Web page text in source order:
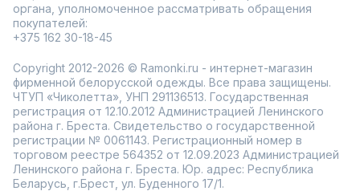
органа, уполномоченное рассматривать обращения
покупателей:
+375 162 30-18-45
Copyright 2012-2026 © Ramonki.ru - интернет-магазин
фирменной белорусской одежды. Все права защищены.
ЧТУП «Чиколетта», УНП 291136513. Государственная
регистрация от 12.10.2012 Администрацией Ленинского
района г. Бреста. Свидетельство о государственной
регистрации № 0061143. Регистрационный номер в
торговом реестре 564352 от 12.09.2023 Администрацией
Ленинского района г. Бреста. Юр. адрес: Республика
Беларусь, г.Брест, ул. Буденного 17/1.